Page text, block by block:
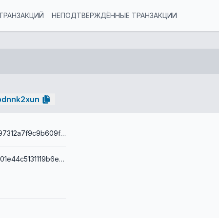
НЕПОДТВЕРЖДЁННЫЕ ТРАНЗАКЦИИ
99007fb805da40fd16ca397312a7f9c9b609faad9ca03731e10609e89ff87f64
0014ad2315da660c9f148401e44c5131119b6e2705b3